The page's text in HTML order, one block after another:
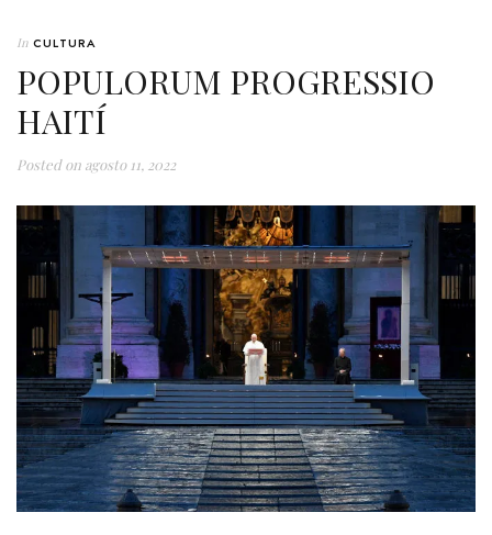
In CULTURA
POPULORUM PROGRESSIO
HAITÍ
Posted on agosto 11, 2022